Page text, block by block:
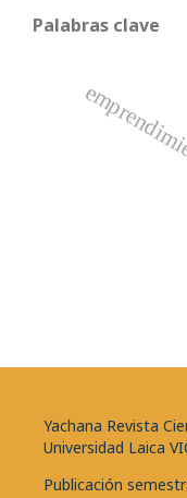
Palabras clave
Yachana Revista
Universidad Laica
Publicación